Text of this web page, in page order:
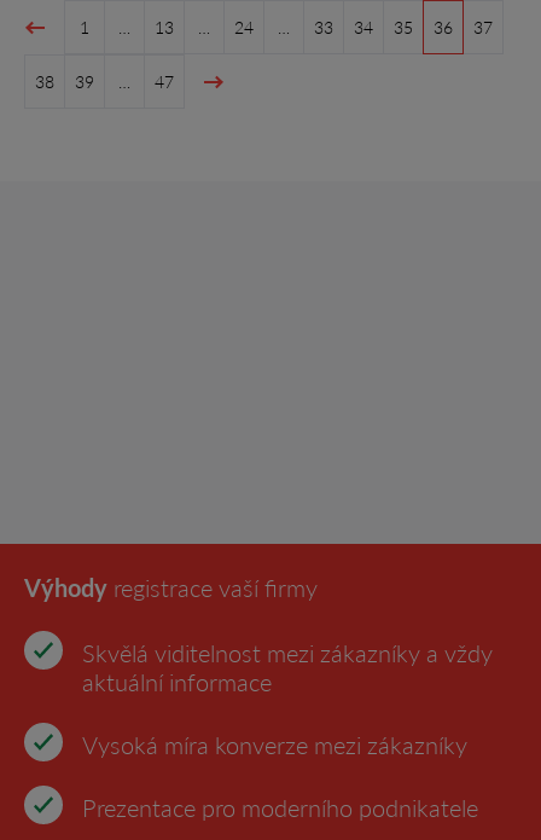
1 13 24 33 34 35 36 37
38 39 47
Výhody registrace vaší firmy
Skvělá viditelnost mezi zákazníky a vždy
aktuální informace
Vysoká míra konverze mezi zákazníky
Prezentace pro moderního podnikatele